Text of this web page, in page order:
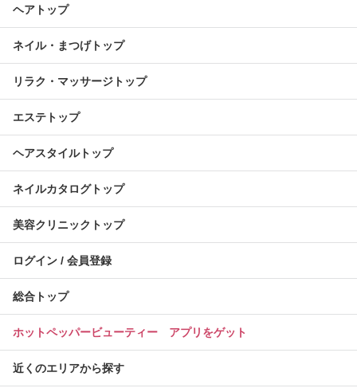
ヘアトップ
ネイル・まつげトップ
リラク・マッサージトップ
エステトップ
ヘアスタイルトップ
ネイルカタログトップ
美容クリニックトップ
ログイン / 会員登録
総合トップ
ホットペッパービューティー アプリをゲット
近くのエリアから探す